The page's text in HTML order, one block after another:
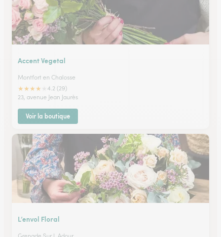
Accent Vegetal
Montfort en Chalosse
★★★★
4.2 (29)
23, avenue Jean Jaurès
Voir la boutique
L’envol Floral